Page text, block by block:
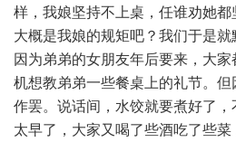
样，我娘坚持不上桌，任谁劝她
大概是我娘的规矩吧？我们于是
因为弟弟的女朋友年后要来，大
机想教弟弟一些餐桌上的礼节。
作罢。说话间，水饺就要煮好了
太早了，大家又喝了些酒吃了些